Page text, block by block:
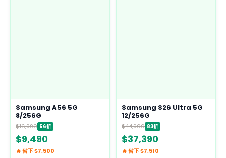
Samsung A56 5G
8/256G
$16,990 56折
$9,490
🔥 省下 $7,500
Samsung S26 Ultra 5G
12/256G
$44,900 83折
$37,390
🔥 省下 $7,510